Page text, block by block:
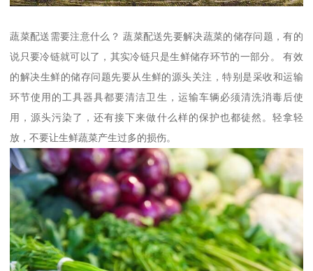
蔬菜配送需要注意什么？ 蔬菜配送先要解决蔬菜的储存问题，有的
说只要冷链就可以了，其实冷链只是生鲜储存环节的一部分。 有效
的解决生鲜的储存问题先要从生鲜的源头关注，特别是采收和运输
环节使用的工具器具都要清洁卫生，运输车辆必须清洗消毒后使
用，源头污染了，还有接下来做什么样的保护也都徒然。轻拿轻
放，不要让生鲜蔬菜产生过多的损伤。